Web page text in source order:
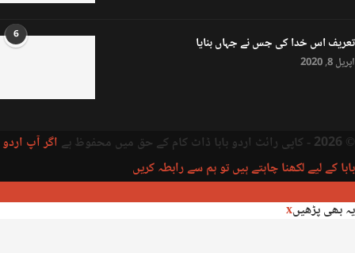
6 تعریف اس خدا کی جس نے جہاں بنایا
اپریل 8, 2020
© 2026 - کاپی رائٹ اردو بابا ڈاٹ کام کے حق میں محفوظ ہے
اگر آپ اردو
بابا کے لیے لکھنا چاہتے ہیں تو ہم سے رابطہ کریں
یہ بھی پڑھیںx